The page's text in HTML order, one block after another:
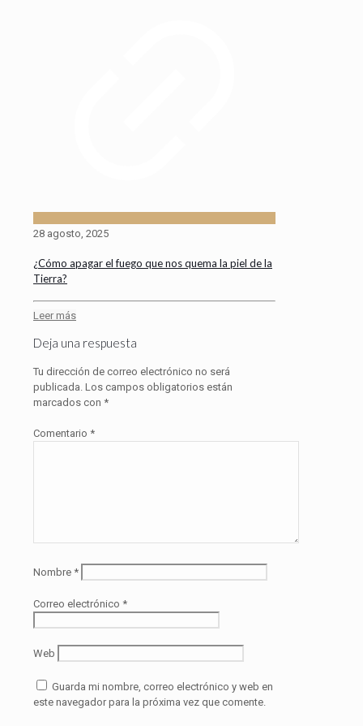
28 agosto, 2025
¿Cómo apagar el fuego que nos quema la piel de la
Tierra?
Leer más
Deja una respuesta
Tu dirección de correo electrónico no será
publicada. Los campos obligatorios están
marcados con *
Comentario *
Nombre *
Correo electrónico *
Web
Guarda mi nombre, correo electrónico y web en
este navegador para la próxima vez que comente.